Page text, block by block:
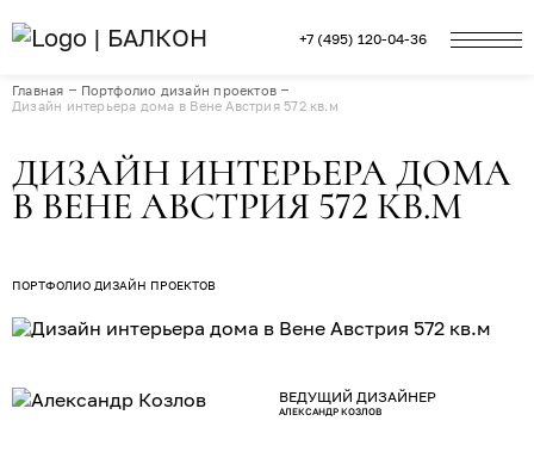
+7 (495) 120-04-36
Главная
Портфолио дизайн проектов
Дизайн интерьера дома в Вене Австрия 572 кв.м
ДИЗАЙН ИНТЕРЬЕРА ДОМА
В ВЕНЕ АВСТРИЯ 572 КВ.М
ПОРТФОЛИО ДИЗАЙН ПРОЕКТОВ
ВЕДУЩИЙ ДИЗАЙНЕР
АЛЕКСАНДР КОЗЛОВ